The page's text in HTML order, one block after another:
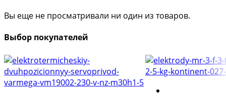
Вы еще не просматривали ни один из товаров.
Выбор покупателей